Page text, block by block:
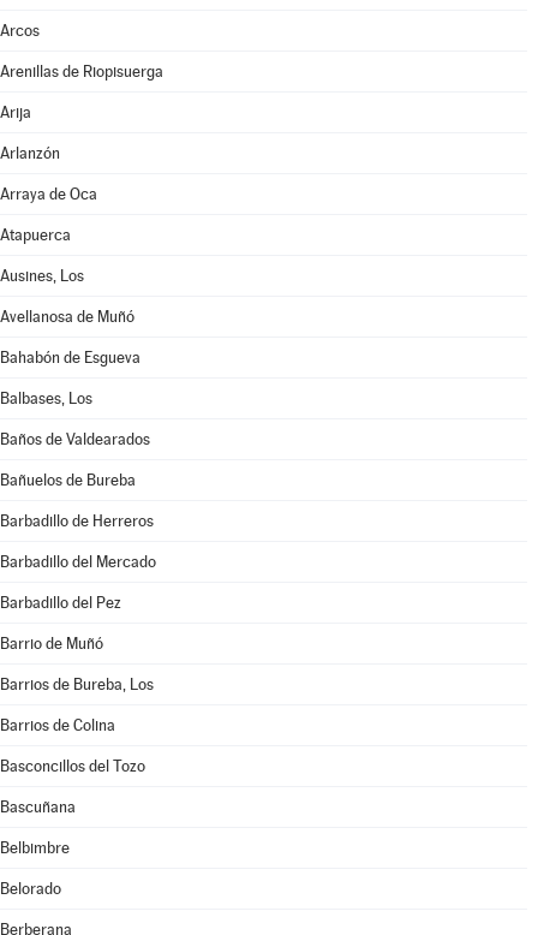
Arcos
Arenillas de Riopisuerga
Arija
Arlanzón
Arraya de Oca
Atapuerca
Ausines, Los
Avellanosa de Muñó
Bahabón de Esgueva
Balbases, Los
Baños de Valdearados
Bañuelos de Bureba
Barbadillo de Herreros
Barbadillo del Mercado
Barbadillo del Pez
Barrio de Muñó
Barrios de Bureba, Los
Barrios de Colina
Basconcillos del Tozo
Bascuñana
Belbimbre
Belorado
Berberana